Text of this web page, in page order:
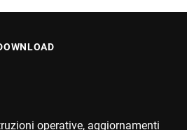
operative, aggiornamenti